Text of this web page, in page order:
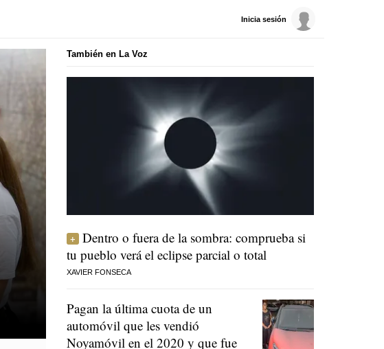
Inicia sesión
También en La Voz
Dentro o fuera de la sombra: comprueba si
tu pueblo verá el eclipse parcial o total
XAVIER FONSECA
Pagan la última cuota de un
automóvil que les vendió
Noyamóvil en el 2020 y que fue